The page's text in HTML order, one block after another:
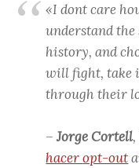
«I dont care
understand
history, and
will fight, take
through their
–Jorge Cortell
haceropt-out